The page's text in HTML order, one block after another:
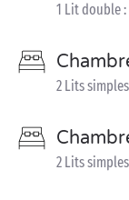
1 Lit double
2 Lits
2 Lits